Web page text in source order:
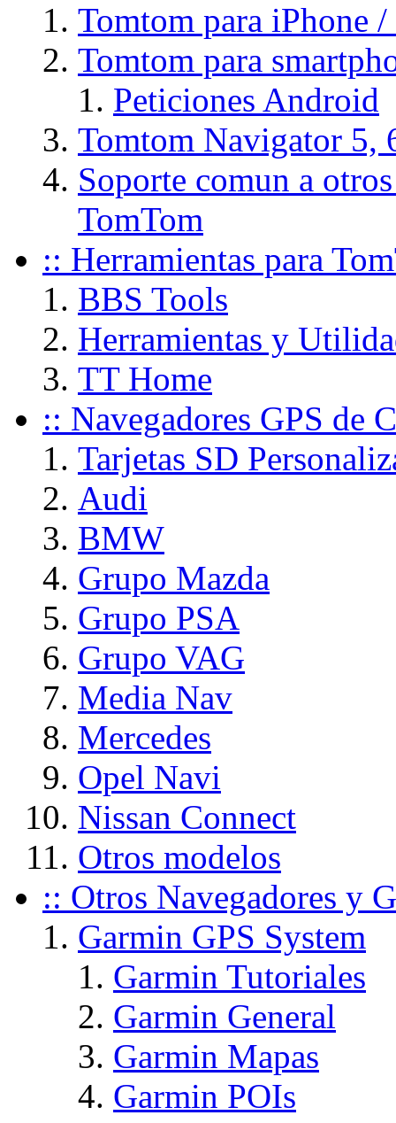
Tomtom para iPhone
Tomtom para
Peticiones Android
Tomtom Navigator 5,
Soporte comun a
TomTom
:: Herramientas para
BBS Tools
Herramientas y
TT Home
:: Navegadores GPS de
Tarjetas SD
Audi
BMW
Grupo Mazda
Grupo PSA
Grupo VAG
Media Nav
Mercedes
Opel Navi
Nissan Connect
Otros modelos
:: Otros Navegadores y
Garmin GPS System
Garmin Tutoriales
Garmin General
Garmin Mapas
Garmin POIs